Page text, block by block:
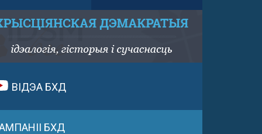
ВІДЭА БХД
БХД